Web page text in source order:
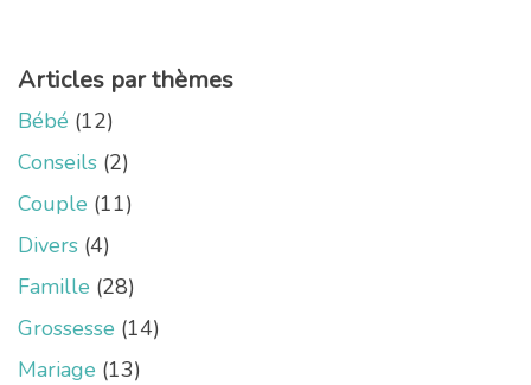
Articles par thèmes
Bébé (12)
Conseils (2)
Couple (11)
Divers (4)
Famille (28)
Grossesse (14)
Mariage (13)